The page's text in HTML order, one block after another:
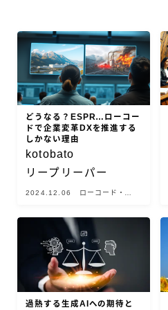
アジャイル
テクノロジー
BlueMeme
どうなる？ESPR…ローコー
ドで企業変革DXを推進する
しかない理由
2024.12.06
ローコード・ノ
kotobato
リープリーパー
過熱する生成AIへの期待と